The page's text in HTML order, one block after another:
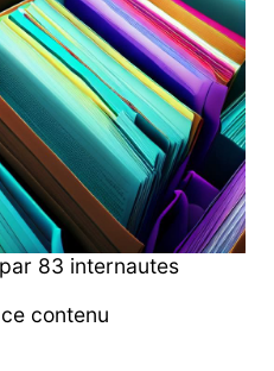
83 internautes
contenu